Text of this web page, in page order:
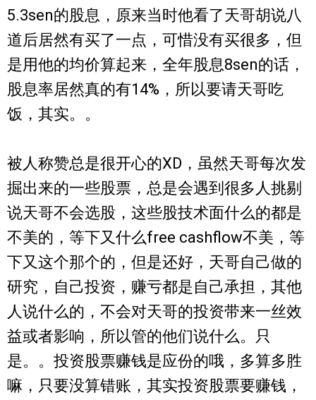
5.3sen的股息，原来当时他看了天哥胡说八
道后居然有买了一点，可惜没有买很多，但
是用他的均价算起来，全年股息8sen的话，
股息率居然真的有14%，所以要请天哥吃
饭，其实。。
被人称赞总是很开心的XD，虽然天哥每次发
掘出来的一些股票，总是会遇到很多人挑剔
说天哥不会选股，这些股技术面什么的都是
不美的，等下又什么free cashflow不美，等
下又这个那个的，但是还好，天哥自己做的
研究，自己投资，赚亏都是自己承担，其他
人说什么的，不会对天哥的投资带来一丝效
益或者影响，所以管的他们说什么。只
是。。投资股票赚钱是应份的哦，多算多胜
嘛，只要没算错账，其实投资股票要赚钱，